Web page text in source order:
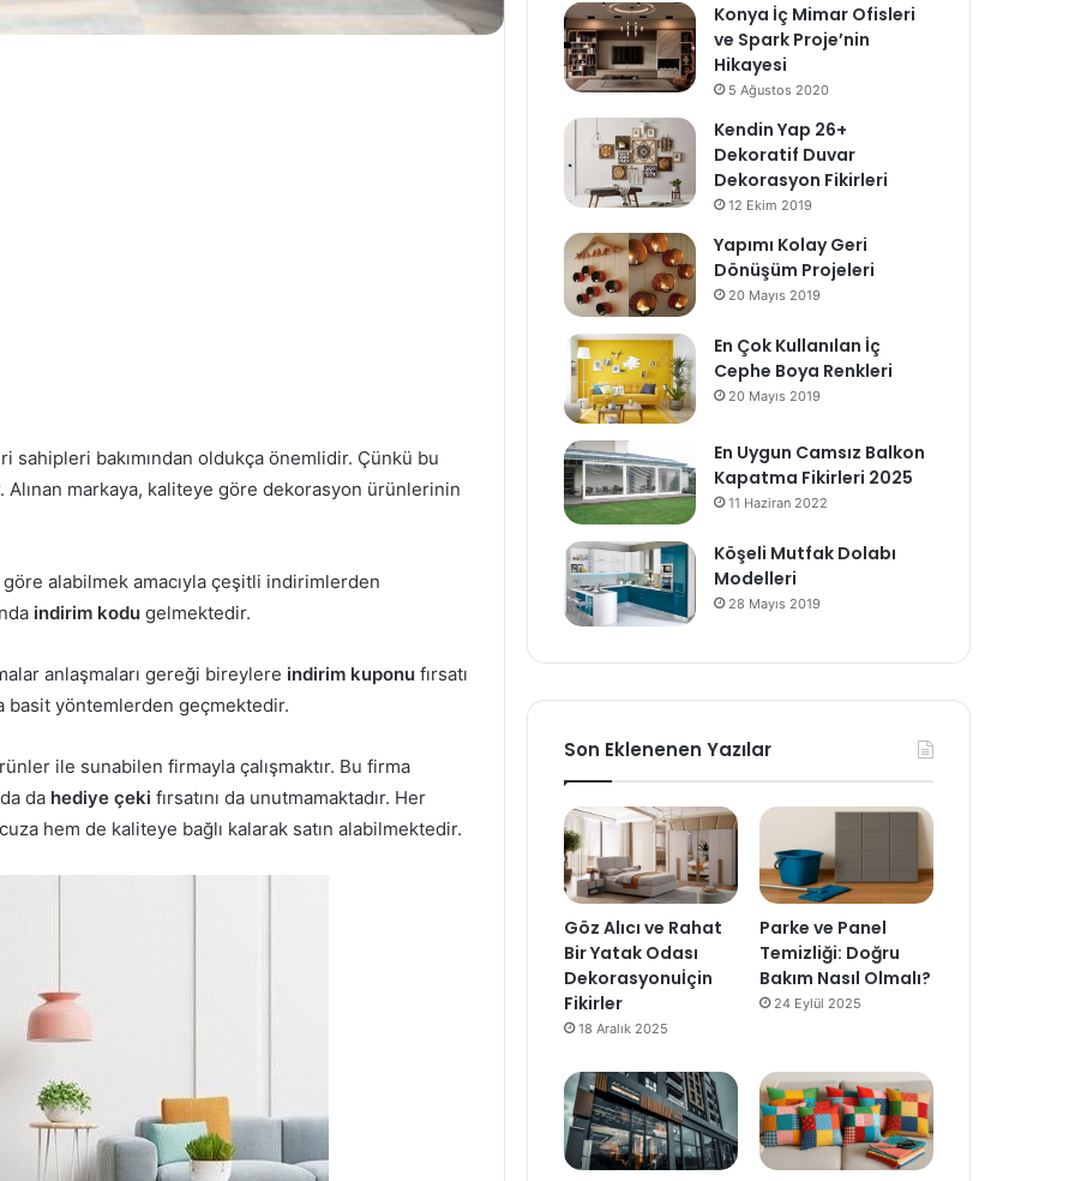
sahipleri bakımından oldukça önemlidir. Çünkü bu
Alınan markaya, kaliteye göre dekorasyon ürünlerinin
alabilmek amacıyla çeşitli indirimlerden
indirim kodu gelmektedir.
anlaşmaları gereği bireylere indirim kuponu fırsatı
basit yöntemlerden geçmektedir.
ile sunabilen firmayla çalışmaktır. Bu firma
da hediye çeki fırsatını da unutmamaktadır. Her
hem de kaliteye bağlı kalarak satın alabilmektedir.
Konya İç Mimar Ofisleri
ve Spark Proje’nin
Hikayesi
5 Ağustos 2020
Kendin Yap 26+
Dekoratif Duvar
Dekorasyon Fikirleri
12 Ekim 2019
Yapımı Kolay Geri
Dönüşüm Projeleri
20 Mayıs 2019
En Çok Kullanılan İç
Cephe Boya Renkleri
20 Mayıs 2019
En Uygun Camsız Balkon
Kapatma Fikirleri 2025
11 Haziran 2022
Köşeli Mutfak Dolabı
Modelleri
28 Mayıs 2019
Son Eklenenen Yazılar
Göz Alıcı ve Rahat
Bir Yatak Odası
Dekorasyonuİçin
Fikirler
18 Aralık 2025
Parke ve Panel
Temizliği: Doğru
Bakım Nasıl Olmalı?
24 Eylül 2025